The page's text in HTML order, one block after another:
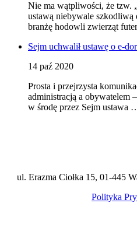
Nie ma wątpliwości, że tzw.
ustawą niebywale
branżę hodowli zwierząt
Sejm uchwalił ustawę o e-
14 paź 2020
Prosta i przejrzysta
administracją a obywatelem
w środę przez Sejm ustawa
ul. Erazma Ciołka 15, 01-445
Polityka